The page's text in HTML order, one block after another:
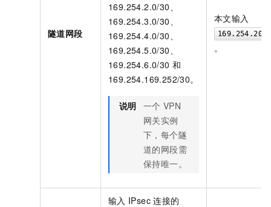
隧道网段
169.254.2.0/30、
169.254.3.0/30、
169.254.4.0/30、
169.254.5.0/30、
169.254.6.0/30 和
169.254.169.252/30。
说明 一个 VPN
网关实例
下，每个隧
道的网段需
保持唯一。
本文输入
。
输入 IPsec 连接的